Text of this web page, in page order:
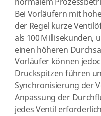
normalem
Bei Vorläufern mit
der Regel kurze
als 100 Millisekunden,
einen höheren
Vorläufer können
Druckspitzen führen
Synchronisierung der
Anpassung der
jedes Ventil